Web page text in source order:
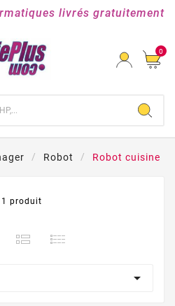
livrés gratuitement
0
Robot Robot cuisine
1 produit
